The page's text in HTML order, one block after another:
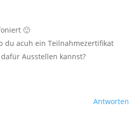
🙂
du acuh ein Teilnahmezertifikat
Ausstellen kannst?
Antworten